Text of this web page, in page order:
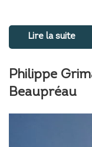
Lire la suite
Philippe
Beaupréau